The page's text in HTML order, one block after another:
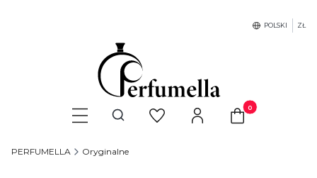
POLSKI ZŁ
Otwórz wyszukiwarkę Produkty w
PERFUMELLA Oryginalne